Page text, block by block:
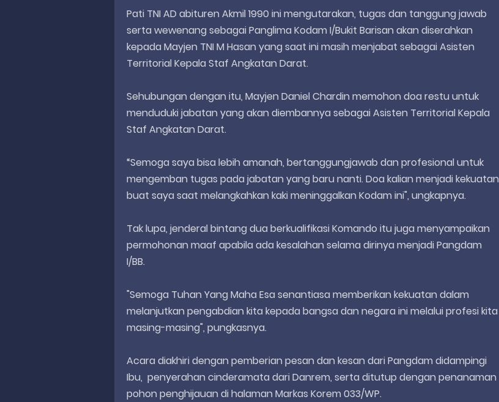
Pati TNI AD abituren Akmil 1990 ini mengutarakan, tugas dan tanggung jawab
serta wewenang sebagai Panglima Kodam I/Bukit Barisan akan diserahkan
kepada Mayjen TNI M Hasan yang saat ini masih menjabat sebagai Asisten
Territorial Kepala Staf Angkatan Darat.
Sehubungan dengan itu, Mayjen Daniel Chardin memohon doa restu untuk
menduduki jabatan yang akan diembannya sebagai Asisten Territorial Kepala
Staf Angkatan Darat.
“Semoga saya bisa lebih amanah, bertanggungjawab dan profesional untuk
mengemban tugas pada jabatan yang baru nanti. Doa kalian menjadi kekuatan
buat saya saat melangkahkan kaki meninggalkan Kodam ini", ungkapnya.
Tak lupa, jenderal bintang dua berkualifikasi Komando itu juga menyampaikan
permohonan maaf apabila ada kesalahan selama dirinya menjadi Pangdam
I/BB.
"Semoga Tuhan Yang Maha Esa senantiasa memberikan kekuatan dalam
melanjutkan pengabdian kita kepada bangsa dan negara ini melalui profesi kita
masing-masing", pungkasnya.
Acara diakhiri dengan pemberian pesan dan kesan dari Pangdam didampingi
Ibu, penyerahan cinderamata dari Danrem, serta ditutup dengan penanaman
pohon penghijauan di halaman Markas Korem 033/WP.